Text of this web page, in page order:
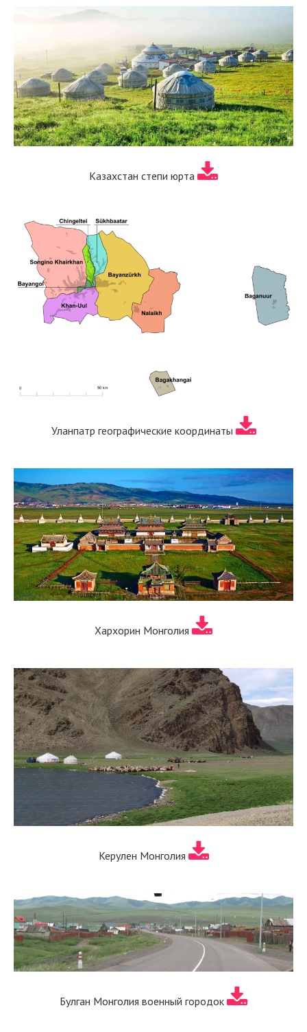
Казахстан степи юрта
Уланпатр географические координаты
Хархорин Монголия
Керулен Монголия
Булган Монголия военный городок